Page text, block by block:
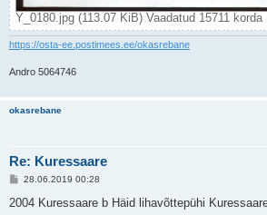
Y_0180.jpg (113.07 KiB) Vaadatud 15711 korda
https://osta-ee.postimees.ee/okasrebane
Andro 5064746
okasrebane
Re: Kuressaare
P
s
28.06.2019 00:28
2004 Kuressaare b Häid lihavõttepühi